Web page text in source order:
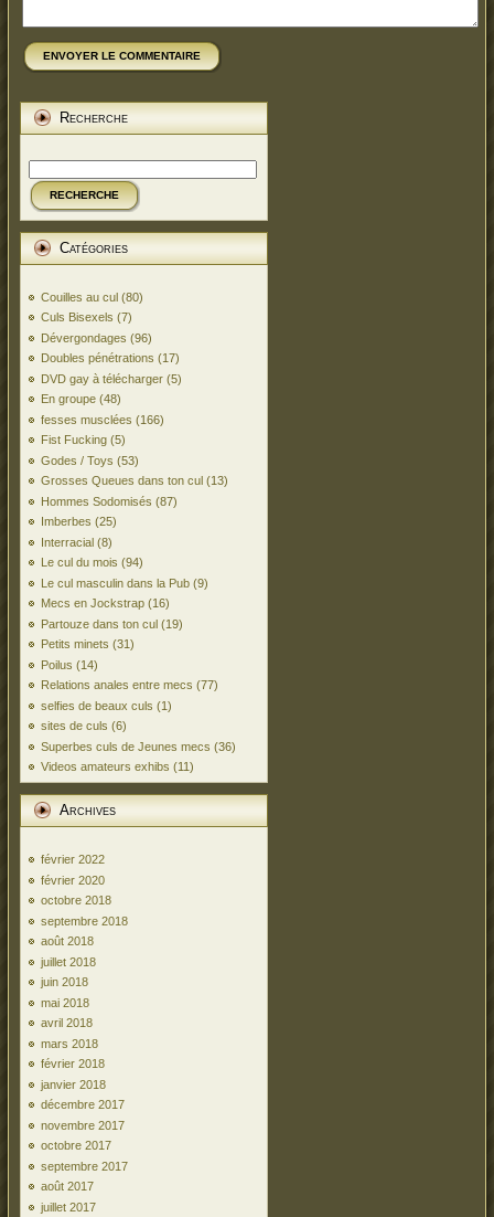
ENVOYER LE COMMENTAIRE
Recherche
RECHERCHE
Catégories
Couilles au cul (80)
Culs Bisexels (7)
Dévergondages (96)
Doubles pénétrations (17)
DVD gay à télécharger (5)
En groupe (48)
fesses musclées (166)
Fist Fucking (5)
Godes / Toys (53)
Grosses Queues dans ton cul (13)
Hommes Sodomisés (87)
Imberbes (25)
Interracial (8)
Le cul du mois (94)
Le cul masculin dans la Pub (9)
Mecs en Jockstrap (16)
Partouze dans ton cul (19)
Petits minets (31)
Poilus (14)
Relations anales entre mecs (77)
selfies de beaux culs (1)
sites de culs (6)
Superbes culs de Jeunes mecs (36)
Videos amateurs exhibs (11)
Archives
février 2022
février 2020
octobre 2018
septembre 2018
août 2018
juillet 2018
juin 2018
mai 2018
avril 2018
mars 2018
février 2018
janvier 2018
décembre 2017
novembre 2017
octobre 2017
septembre 2017
août 2017
juillet 2017